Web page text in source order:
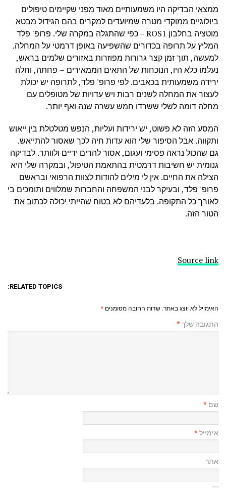
ממצאי הבדיקה היו משמעותיים מאוד מפני שקיימים טיפולים
ביולוגיים ממוקדי מטרה שמיועדים למקרים בהם הגידול מבטא
מוטציה בחלבון ROS1 – כפי שהתגלה במקרה שלי. פרופ' פלד
המליץ על תרופה בכדורים שהשפיעה באופן דרמטי על המחלה.
למעשה, תוך זמן קצר גרורות מפוזרות באזורים שלמים בראש,
נעלמו כלא היו, הנוכחות של התאים הממאירים – פחתה, וחלה
ירידה משמעותית בכאבים. לפי פרופ' פלד, לתרופה יש יכולת
לעצור את המחלה לשנים רבות ויש עדויות של מטופלים עם
מחלה דומה לשלי ששרדו חמש עשרה שנה ואף יותר.
המסע הזה לא פשוט, יש ירידות ועליות, הנפש מטלטלת בין ייאוש
ותקווה. אבל הסיפור שלי הוא עדות חיה לכך שאסור להתייאש.
גם שהכול נראה פסימי ועגום, אסור להרים ידיים ולוותר. לבדיקה
גנומית יש חשיבות דרמטית בהתאמת הטיפול, ובמקרה שלי היא
הצילה את החיים. אין לי מילים להודות לצוות הרפואי ובראשם
פרופ' פלד, ובעיקר לבני המשפחה והחברות שמלווים ותומכים בי
לאורך כל התקופה. בלעדיהם לא בטוח שהייתי יכולה לכתוב את
הטור הזה.
Source link
RELATED TOPICS:
האימייל לא יוצג באתר. שדות החובה מסומנים *
התגובה שלך*
שם *
אימייל*
אתר